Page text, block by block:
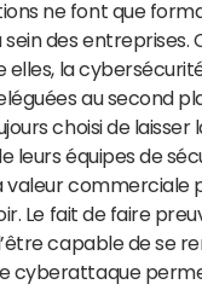
ne font que
sein des entreprises.
elles, la
au second
choisi de laisser
leurs équipes de
valeur commerciale
Le fait de faire
capable de se
cyberattaque